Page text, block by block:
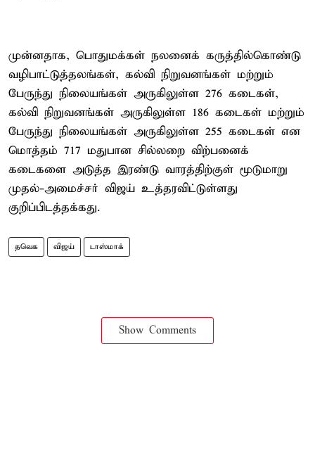
முன்னதாக, பொதுமக்கள் நலனைக் கருத்தில்கொண்டு
வழிபாட்டுத்தலங்கள், கல்வி நிறுவனங்கள் மற்றும்
பேருந்து நிலையங்கள் அருகிலுள்ள 276 கடைகள்,
கல்வி நிறுவனங்கள் அருகிலுள்ள 186 கடைகள் மற்றும்
பேருந்து நிலையங்கள் அருகிலுள்ள 255 கடைகள் என
மொத்தம் 717 மதுபான சில்லறை விற்பனைக்
கடைகளை அடுத்த இரண்டு வாரத்திற்குள் மூடுமாறு
முதல்-அமைச்சர் விஜய் உத்தரவிட்டுள்ளது
குறிப்பிடத்தக்கது.
தவெக விஜய் டாஸ்மாக்
Show Comments